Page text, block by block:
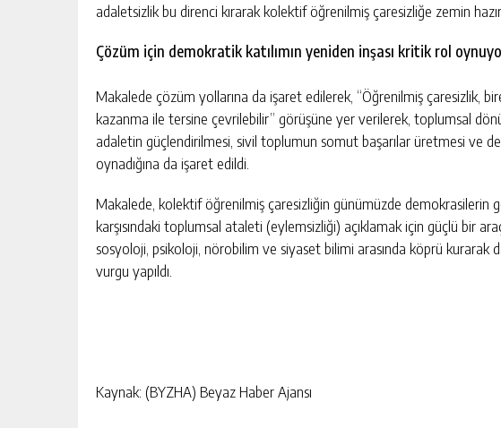
adaletsizlik bu direnci kırarak kolektif öğrenilmiş çaresizliğe zemin
Çözüm için demokratik katılımın yeniden inşası kritik rol
Makalede çözüm yollarına da işaret edilerek, “Öğrenilmiş çaresizlik,
kazanma ile tersine çevrilebilir” görüşüne yer verilerek, toplumsal
adaletin güçlendirilmesi, sivil toplumun somut başarılar üretmesi ve
oynadığına da işaret edildi.
Makalede, kolektif öğrenilmiş çaresizliğin günümüzde demokrasilerin
karşısındaki toplumsal ataleti (eylemsizliği) açıklamak için güçlü bir
sosyoloji, psikoloji, nörobilim ve siyaset bilimi arasında köprü kurarak
vurgu yapıldı.
Kaynak: (BYZHA) Beyaz Haber Ajansı